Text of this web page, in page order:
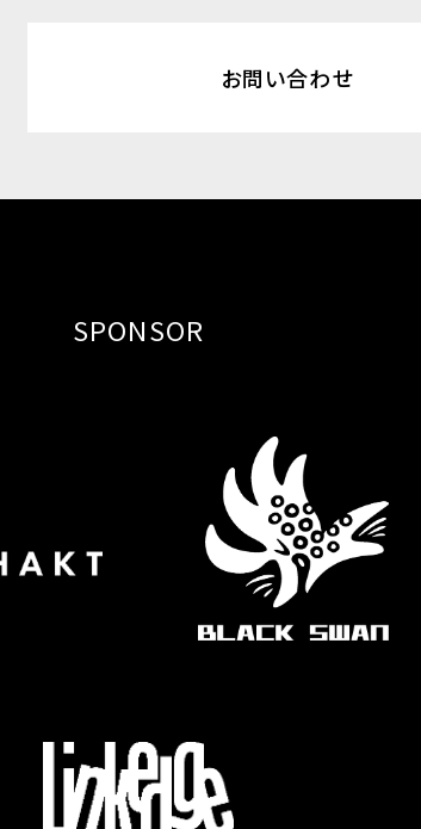
お問い合わせ
SPONSOR